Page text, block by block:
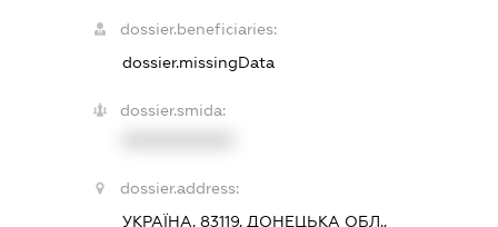
dossier.beneficiaries:
dossier.missingData
dossier.smida:
dossier.address:
УКРАЇНА, 83119, ДОНЕЦЬКА ОБЛ.,